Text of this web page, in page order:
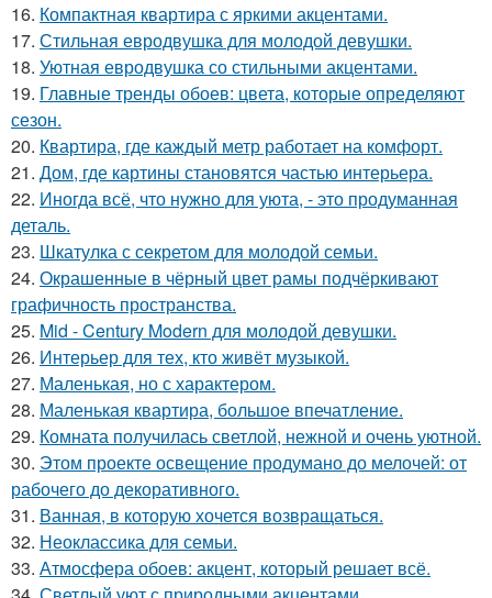
16. Компактная квартира с яркими акцентами.
17. Стильная евродвушка для молодой девушки.
18. Уютная евродвушка со стильными акцентами.
19. Главные тренды обоев: цвета, которые определяют
сезон.
20. Квартира, где каждый метр работает на комфорт.
21. Дом, где картины становятся частью интерьера.
22. Иногда всё, что нужно для уюта, - это продуманная
деталь.
23. Шкатулка с секретом для молодой семьи.
24. Окрашенные в чёрный цвет рамы подчёркивают
графичность пространства.
25. Mid - Century Modern для молодой девушки.
26. Интерьер для тех, кто живёт музыкой.
27. Маленькая, но с характером.
28. Маленькая квартира, большое впечатление.
29. Комната получилась светлой, нежной и очень уютной.
30. Этом проекте освещение продумано до мелочей: от
рабочего до декоративного.
31. Ванная, в которую хочется возвращаться.
32. Неоклассика для семьи.
33. Атмосфера обоев: акцент, который решает всё.